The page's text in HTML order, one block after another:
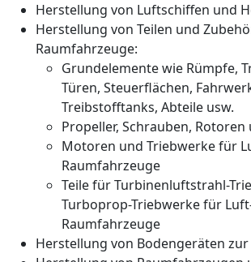
Herstellung von Luftschiffen und
Herstellung von Teilen und
Raumfahrzeuge:
Grundelemente wie Rümpfe,
Türen, Steuerflächen,
Treibstofftanks, Abteile usw.
Propeller, Schrauben,
Motoren und Triebwerke für
Raumfahrzeuge
Teile für Turbinenluftstrahl-
Turboprop-Triebwerke für
Raumfahrzeuge
Herstellung von Bodengeräten